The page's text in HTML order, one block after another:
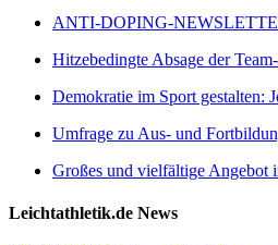
ANTI-DOPING-
Hitzebedingte Absage der
Demokratie im Sport gestalten:
Umfrage zu Aus- und
Großes und vielfältige Angebot
Leichtathletik.de News